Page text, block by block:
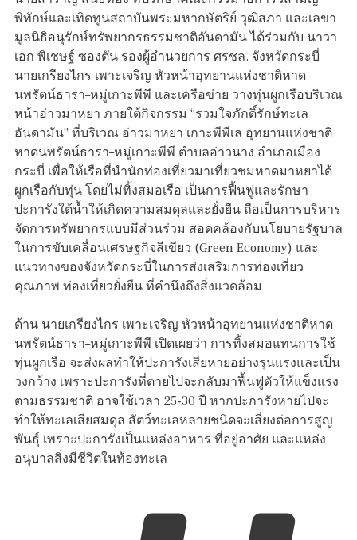
พิทักษ์และเทิดทูนสถาบันพระมหากษัตริย์ วุฒิสภา และเลขา
มูลนิธิอนุรักษ์ทรัพยากรธรรมชาติอันดามัน ได้ร่วมกับ นาวา
เอก พิเชษฐ์ ซองตัน รองผู้อำนวยการ ศรชล. จังหวัดกระบี่
นายเกรียงไกร เพาะเจริญ หัวหน้าอุทยานแห่งชาติหาด
นพรัตน์ธารา–หมู่เกาะพีพี และเครือข่าย วางทุ่นผูกเรือบริเวณ
หน้าอ่าวมาหยา ภายใต้กิจกรรม “รวมใจภักดิ์รักษ์ทะเล
อันดามัน” ที่บริเวณ อ่าวมาหยา เกาะพีพีเล อุทยานแห่งชาติ
หาดนพรัตน์ธารา–หมู่เกาะพีพี ตำบลอ่าวนาง อำเภอเมือง
กระบี่ เพื่อให้เรือที่นำนักท่องเที่ยวมาเที่ยวชมหาดมาหยาได้
ผูกเรือกับทุ่น โดยไม่ทิ้งสมอเรือ เป็นการฟื้นฟูและรักษา
ปะการังใต้น้ำให้เกิดความสมดุลและยั่งยืน ถือเป็นการบริหาร
จัดการทรัพยากรแบบมีส่วนร่วม สอดคล้องกับนโยบายรัฐบาล
ในการขับเคลื่อนเศรษฐกิจสีเขียว (Green Economy) และ
แนวทางของจังหวัดกระบี่ในการส่งเสริมการท่องเที่ยว
คุณภาพ ท่องเที่ยวยั่งยืน ที่คำนึงถึงสิ่งแวดล้อม
ด้าน นายเกรียงไกร เพาะเจริญ หัวหน้าอุทยานแห่งชาติหาด
นพรัตน์ธารา–หมู่เกาะพีพี เปิดเผยว่า การทิ้งสมอแทนการใช้
ทุ่นผูกเรือ จะส่งผลทำให้ปะการังเสียหายอย่างรุนแรงและเป็น
วงกว้าง เพราะปะการังที่ตายไปจะกลับมาฟื้นฟูตัวให้แข็งแรง
ตามธรรมชาติ อาจใช้เวลา 25-30 ปี หากปะการังหายไปจะ
ทำให้ทะเลเสียสมดุล สัตว์ทะเลหลายชนิดจะเสี่ยงต่อการสูญ
พันธุ์ เพราะปะการังเป็นแหล่งอาหาร ที่อยู่อาศัย และแหล่ง
อนุบาลสิ่งมีชีวิตในท้องทะเล